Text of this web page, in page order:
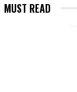
MUST READ